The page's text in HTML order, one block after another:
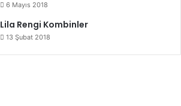
6 Mayıs 2018
Lila Rengi Kombinler
13 Şubat 2018